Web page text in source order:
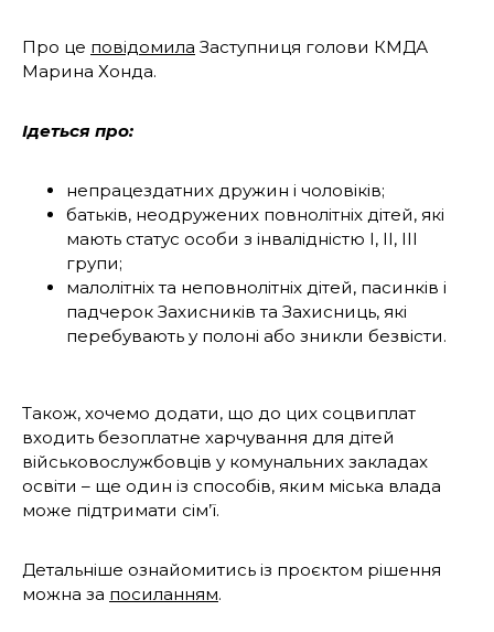
Про це повідомила Заступниця голови КМДА
Марина Хонда.
Ідеться про:
непрацездатних дружин і чоловіків;
батьків, неодружених повнолітніх дітей, які
мають статус особи з інвалідністю I, II, III
групи;
малолітніх та неповнолітніх дітей, пасинків і
падчерок Захисників та Захисниць, які
перебувають у полоні або зникли безвісти.
Також, хочемо додати, що до цих соцвиплат
входить безоплатне харчування для дітей
військовослужбовців у комунальних закладах
освіти – ще один із способів, яким міська влада
може підтримати сім’ї.
Детальніше ознайомитись із проєктом рішення
можна за посиланням.